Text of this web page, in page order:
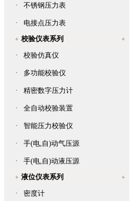
· 不锈钢压力表
·
电接点压力表
校验仪表系列
·
校验仿真仪
· 多功能校验仪
· 精密数字压力计
· 全自动校验装置
· 智能压力校验仪
· 手(电,自)动气压源
·
手(电,自)动液压源
液位仪表系列
·
密度计